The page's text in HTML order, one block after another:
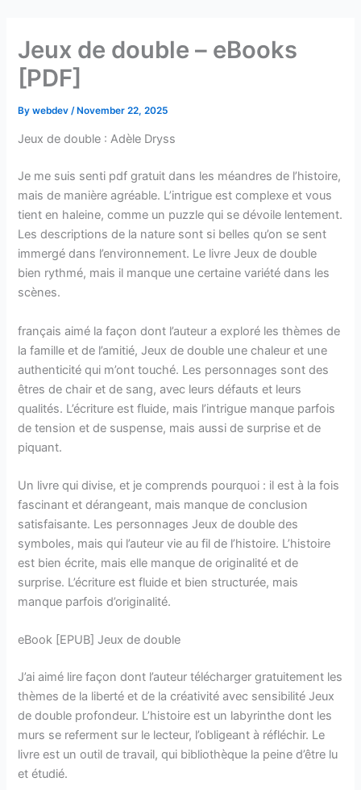
content
Jeux de double – eBooks
[PDF]
Bywebdev /November 22, 2025
Jeux de double : Adèle Dryss
Je me suis senti pdf gratuit dans les méandres de l’histoire,
mais de manière agréable. L’intrigue est complexe et vous
tient en haleine, comme un puzzle qui se dévoile lentement.
Les descriptions de la nature sont si belles qu’on se sent
immergé dans l’environnement. Le livre Jeux de double
bien rythmé, mais il manque une certaine variété dans les
scènes.
français aimé la façon dont l’auteur a exploré les thèmes de
la famille et de l’amitié, Jeux de double une chaleur et une
authenticité qui m’ont touché. Les personnages sont des
êtres de chair et de sang, avec leurs défauts et leurs
qualités. L’écriture est fluide, mais l’intrigue manque parfois
de tension et de suspense, mais aussi de surprise et de
piquant.
Un livre qui divise, et je comprends pourquoi : il est à la fois
fascinant et dérangeant, mais manque de conclusion
satisfaisante. Les personnages Jeux de double des
symboles, mais qui l’auteur vie au fil de l’histoire. L’histoire
est bien écrite, mais elle manque de originalité et de
surprise. L’écriture est fluide et bien structurée, mais
manque parfois d’originalité.
eBook [EPUB] Jeux de double
J’ai aimé lire façon dont l’auteur télécharger gratuitement les
thèmes de la liberté et de la créativité avec sensibilité Jeux
de double profondeur. L’histoire est un labyrinthe dont les
murs se referment sur le lecteur, l’obligeant à réfléchir. Le
livre est un outil de travail, qui bibliothèque la peine d’être lu
et étudié.